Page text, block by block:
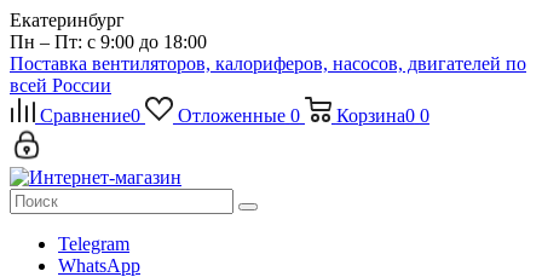
Екатеринбург
Пн – Пт: с 9:00 до 18:00
Поставка вентиляторов, калориферов, насосов, двигателей по
всей России
Сравнение0 Отложенные 0 Корзина0 0
Telegram
WhatsApp